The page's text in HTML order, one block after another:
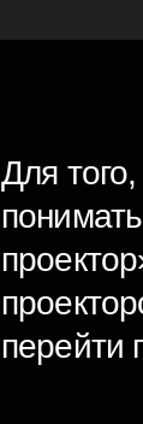
Для
перейти